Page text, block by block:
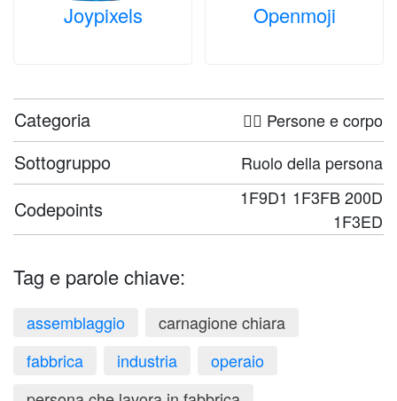
Joypixels Openmoji
Categoria 🤦‍♀️ Persone e corpo
Sottogruppo Ruolo della persona
Codepoints
1F9D1 1F3FB 200D
1F3ED
Tag e parole chiave:
assemblaggio
carnagione chiara
fabbrica
industria
operaio